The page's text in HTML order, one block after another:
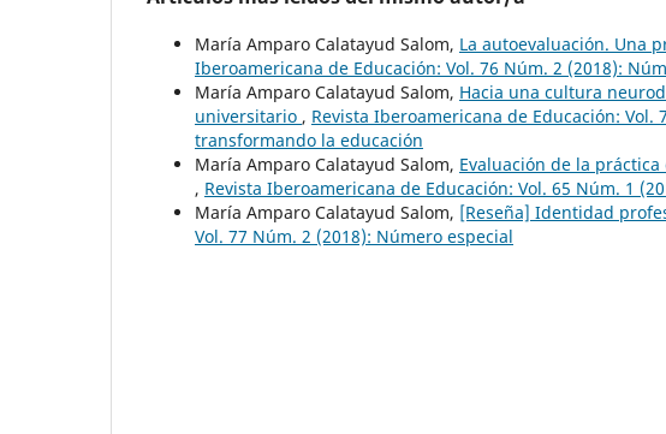
María Amparo Calatayud Salom, La autoevaluación. Una
Iberoamericana de Educación: Vol. 76 Núm. 2 (2018):
María Amparo Calatayud Salom, Hacia una cultura
universitario , Revista Iberoamericana de Educación:
transformando la educación
María Amparo Calatayud Salom, Evaluación de la
, Revista Iberoamericana de Educación: Vol. 65 Núm. 1
María Amparo Calatayud Salom, [Reseña] Identidad
Vol. 77 Núm. 2 (2018): Número especial